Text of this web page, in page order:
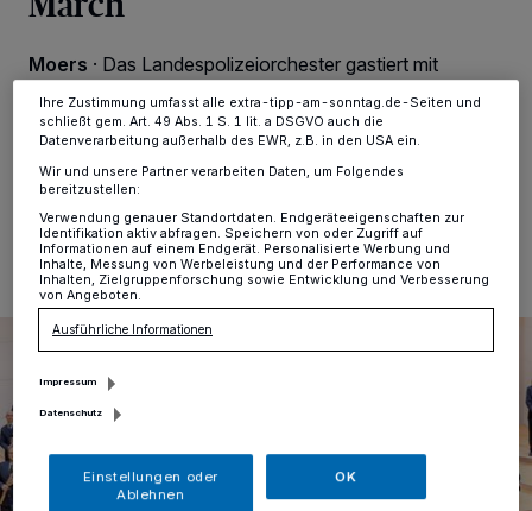
Moers · Das Landespolizeiorchester gastiert mit
Filmmusik aus 50 Jahren beim Frühjahrsbenefizkonzert
in Moers.
28.02.2025 , 11:01 Uhr Eine Minute Lesezeit
ändern oder Ihre Einwilligung zu widerrufen, indem Sie auf den Link
Informationen finden Sie in unserer Datenschutzerklärung.
Ihre Zustimmung umfasst alle extra-tipp-am-sonntag.de-Seiten und
schließt gem. Art. 49 Abs. 1 S. 1 lit. a DSGVO auch die
Datenverarbeitung außerhalb des EWR, z.B. in den USA ein.
Wir und unsere Partner verarbeiten Daten, um Folgendes
bereitzustellen:
Verwendung genauer Standortdaten. Endgeräteeigenschaften zur
Identifikation aktiv abfragen. Speichern von oder Zugriff auf
Informationen auf einem Endgerät. Personalisierte Werbung und
Inhalte, Messung von Werbeleistung und der Performance von
Inhalten, Zielgruppenforschung sowie Entwicklung und Verbesserung
von Angeboten.
Ausführliche Informationen
Impressum
Datenschutz
Einstellungen oder
Ablehnen
OK